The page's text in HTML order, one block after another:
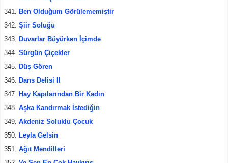
Ben Olduğum Görülememiştir
Şiir Soluğu
Duvarlar Büyürken İçimde
Sürgün Çiçekler
Düş Gören
Dans Delisi II
Hay Kapılarından Bir Kadın
Aşka Kandırmak İstediğin
Akdeniz Soluklu Çocuk
Leyla Gelsin
Ağıt Mendilleri